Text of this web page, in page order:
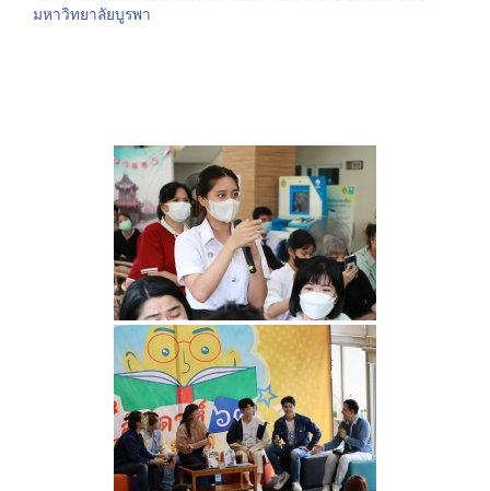
มหาวิทยาลัยบูรพา